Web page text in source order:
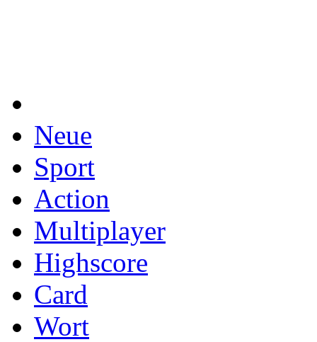
Neue
Sport
Action
Multiplayer
Highscore
Card
Wort